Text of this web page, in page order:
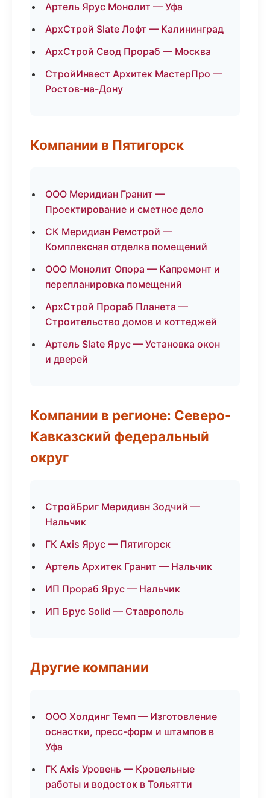
Артель Ярус Монолит — Уфа
АрхСтрой Slate Лофт — Калининград
АрхСтрой Свод Прораб — Москва
СтройИнвест Архитек МастерПро —
Ростов-на-Дону
Компании в Пятигорск
ООО Меридиан Гранит —
Проектирование и сметное дело
СК Меридиан Ремстрой —
Комплексная отделка помещений
ООО Монолит Опора — Капремонт и
перепланировка помещений
АрхСтрой Прораб Планета —
Строительство домов и коттеджей
Артель Slate Ярус — Установка окон
и дверей
Компании в регионе: Северо-
Кавказский федеральный
округ
СтройБриг Меридиан Зодчий —
Нальчик
ГК Axis Ярус — Пятигорск
Артель Архитек Гранит — Нальчик
ИП Прораб Ярус — Нальчик
ИП Брус Solid — Ставрополь
Другие компании
ООО Холдинг Темп — Изготовление
оснастки, пресс-форм и штампов в
Уфа
ГК Axis Уровень — Кровельные
работы и водосток в Тольятти